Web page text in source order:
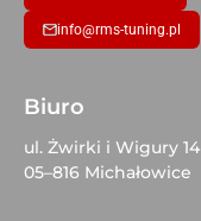
info@rms-tuning.pl
Biuro
ul. Żwirki i Wigury 14
05–816 Michałowice